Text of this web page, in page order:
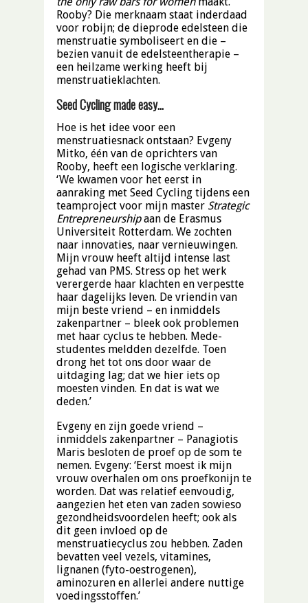
Rooby? Die merknaam staat inderdaad
voor robijn; de dieprode edelsteen die
menstruatie symboliseert en die –
bezien vanuit de edelsteentherapie –
een heilzame werking heeft bij
menstruatieklachten.
Seed Cycling made easy…
Hoe is het idee voor een
menstruatiesnack ontstaan? Evgeny
Mitko, één van de oprichters van
Rooby, heeft een logische verklaring.
‘We kwamen voor het eerst in
aanraking met Seed Cycling tijdens een
teamproject voor mijn master Strategic
Entrepreneurshipaan de Erasmus
Universiteit Rotterdam. We zochten
naar innovaties, naar vernieuwingen.
Mijn vrouw heeft altijd intense last
gehad van PMS. Stress op het werk
verergerde haar klachten en verpestte
haar dagelijks leven. De vriendin van
mijn beste vriend – en inmiddels
zakenpartner – bleek ook problemen
met haar cyclus te hebben. Mede-
studentes meldden dezelfde. Toen
drong het tot ons door waar de
uitdaging lag; dat we hier iets op
moesten vinden. En dat is wat we
deden.’
Evgeny en zijn goede vriend –
inmiddels zakenpartner – Panagiotis
Maris besloten de proef op de som te
nemen. Evgeny: ‘Eerst moest ik mijn
vrouw overhalen om ons proefkonijn te
worden. Dat was relatief eenvoudig,
aangezien het eten van zaden sowieso
gezondheidsvoordelen heeft; ook als
dit geen invloed op de
menstruatiecyclus zou hebben. Zaden
bevatten veel vezels, vitamines,
lignanen (fyto-oestrogenen),
aminozuren en allerlei andere nuttige
voedingsstoffen.’